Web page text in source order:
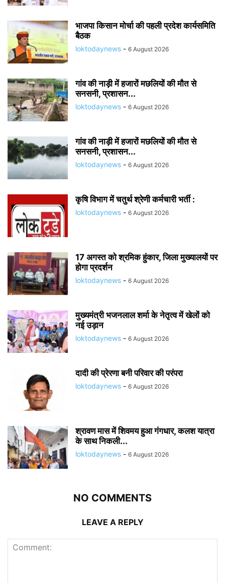
भाजपा किसान मोर्चा की पहली प्रदेश कार्यसमिति
बैठक
loktodaynews - 6 August 2026
गांव की नाड़ी में हजारों मछलियों की मौत से
सनसनी, प्रशासन...
loktodaynews - 6 August 2026
गांव की नाड़ी में हजारों मछलियों की मौत से
सनसनी, प्रशासन...
loktodaynews - 6 August 2026
कृषि विभाग में चतुर्थ श्रेणी कर्मचारी भर्ती :
loktodaynews - 6 August 2026
17 अगस्त को श्रमिक हुंकार, जिला मुख्यालयों पर
होगा प्रदर्शन
loktodaynews - 6 August 2026
मुख्यमंत्री भजनलाल शर्मा के नेतृत्व में खेलों को
नई उड़ान
loktodaynews - 6 August 2026
दादी की प्रेरणा बनी परिवार की परंपरा
loktodaynews - 6 August 2026
श्रावण मास में शिवमय हुआ गंगधार, कलश यात्रा
के साथ निकली...
loktodaynews - 6 August 2026
NO COMMENTS
LEAVE A REPLY